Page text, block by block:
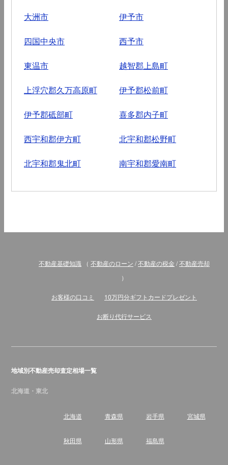
大洲市 伊予市
四国中央市 西予市
東温市 越智郡上島町
上浮穴郡久万高原町 伊予郡松前町
伊予郡砥部町 喜多郡内子町
西宇和郡伊方町 北宇和郡松野町
北宇和郡鬼北町 南宇和郡愛南町
不動産基礎知識 （ 不動産のローン /不動産の税金 /不動産売却
）
お客様の口コミ 10万円分ギフトカードプレゼント
お断り代行サービス
地域別不動産売却査定相場一覧
北海道・東北
北海道 青森県 岩手県 宮城県
秋田県 山形県 福島県